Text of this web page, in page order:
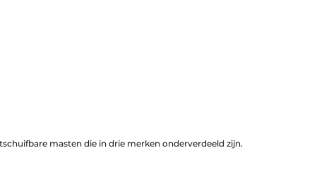
masten die in drie merken onderverdeeld zijn.